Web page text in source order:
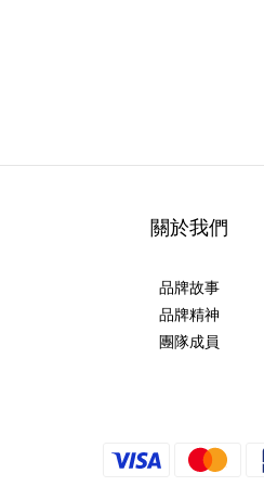
關於我們
品牌故事
品牌精神
團隊成員